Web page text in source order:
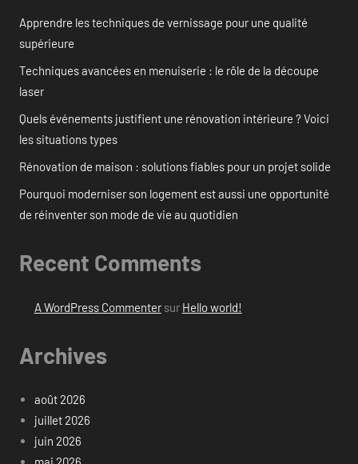
Apprendre les techniques de vernissage pour une qualité
supérieure
Techniques avancées en menuiserie : le rôle de la découpe
laser
Quels événements justifient une rénovation intérieure ? Voici
les situations types
Rénovation de maison : solutions fiables pour un projet solide
Pourquoi moderniser son logement est aussi une opportunité
de réinventer son mode de vie au quotidien
Recent Comments
A WordPress Commentersur Hello world!
Archives
août 2026
juillet 2026
juin 2026